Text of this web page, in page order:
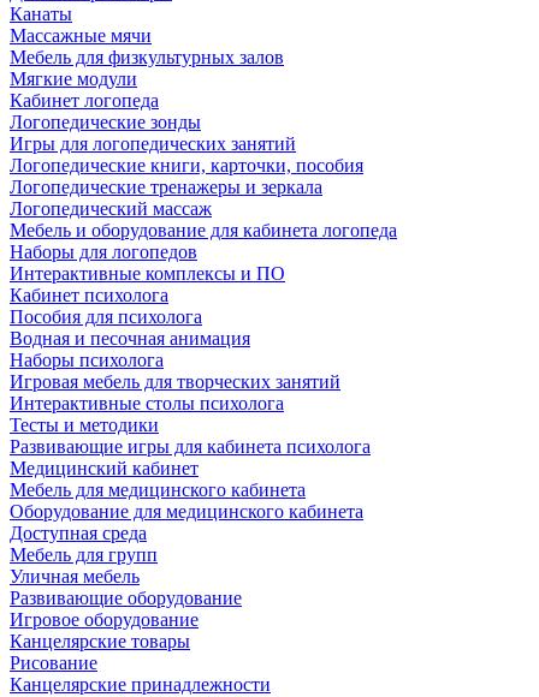
Канаты
Массажные мячи
Мебель для физкультурных залов
Мягкие модули
Кабинет логопеда
Логопедические зонды
Игры для логопедических занятий
Логопедические книги, карточки, пособия
Логопедические тренажеры и зеркала
Логопедический массаж
Мебель и оборудование для кабинета логопеда
Наборы для логопедов
Интерактивные комплексы и ПО
Кабинет психолога
Пособия для психолога
Водная и песочная анимация
Наборы психолога
Игровая мебель для творческих занятий
Интерактивные столы психолога
Тесты и методики
Развивающие игры для кабинета психолога
Медицинский кабинет
Мебель для медицинского кабинета
Оборудование для медицинского кабинета
Доступная среда
Мебель для групп
Уличная мебель
Развивающие оборудование
Игровое оборудование
Канцелярские товары
Рисование
Канцелярские принадлежности